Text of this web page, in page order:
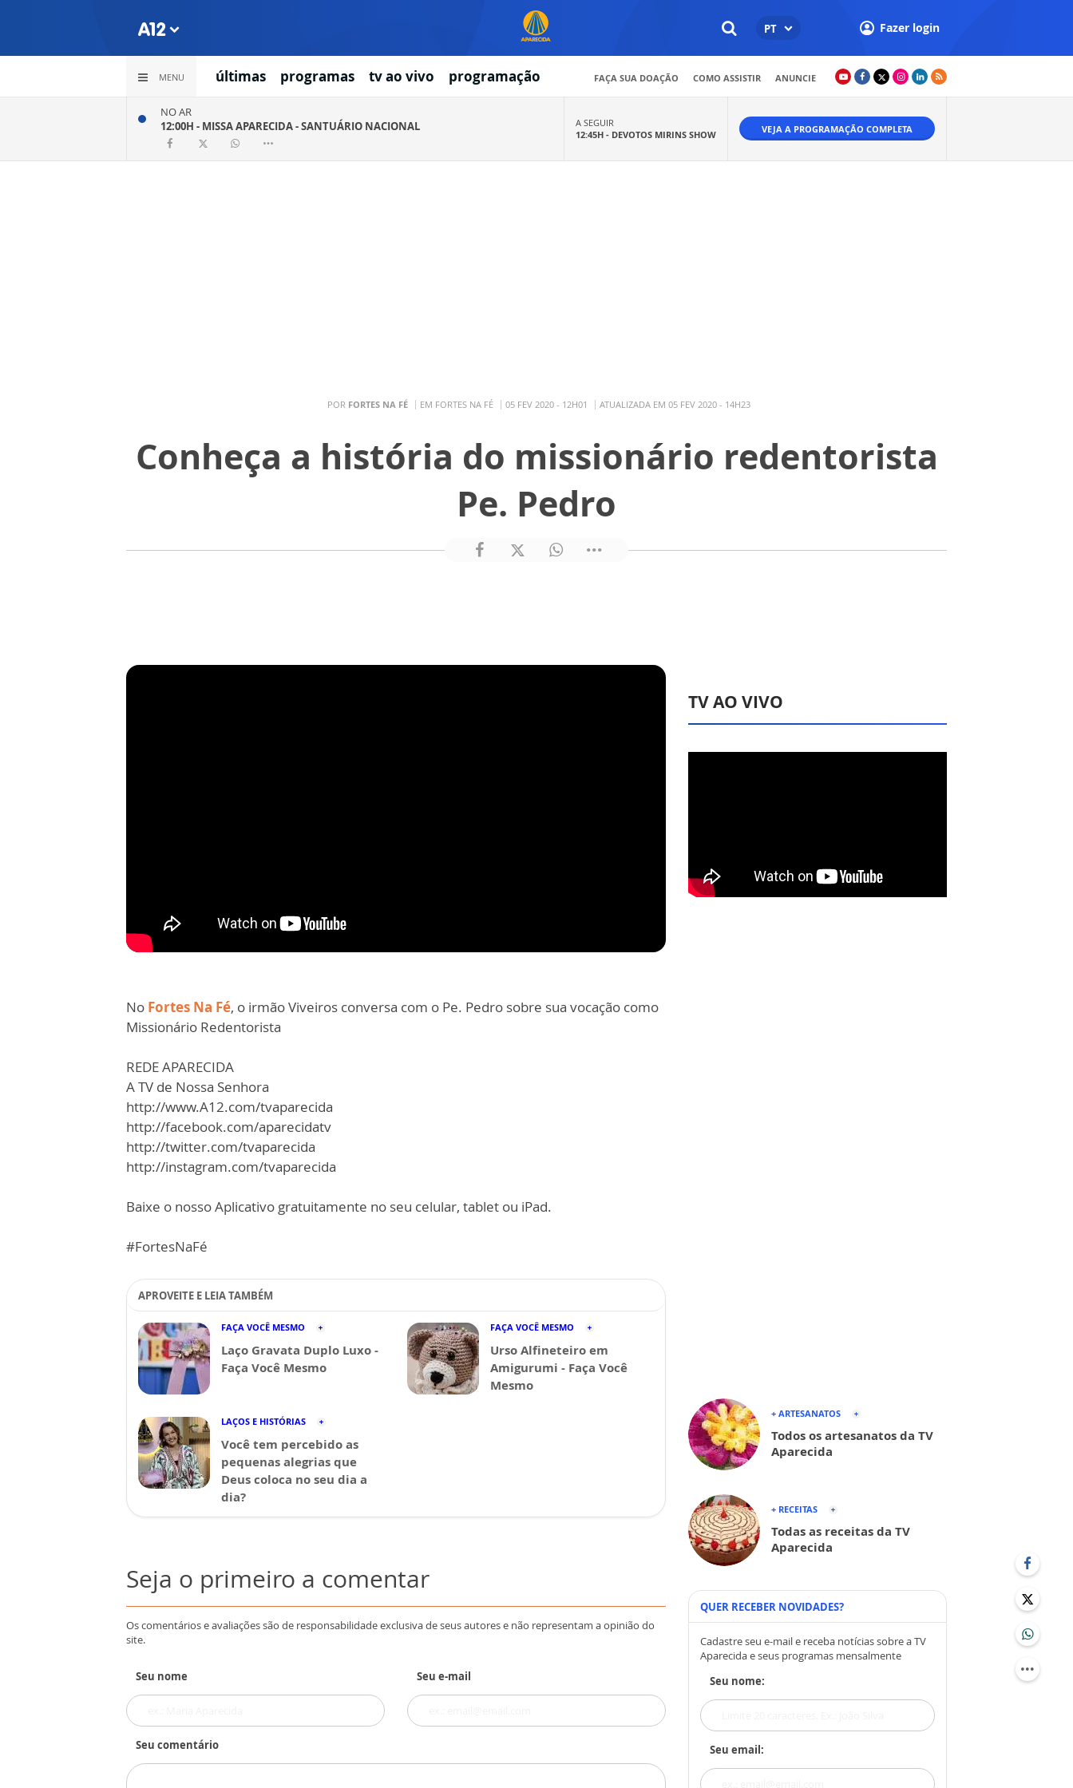
PT Fazer login
MENU últimas programas tv ao vivo programação FAÇA SUA DOAÇÃO COMO ASSISTIR ANUNCIE
NO AR
12:00H - MISSA APARECIDA - SANTUÁRIO NACIONAL
A SEGUIR
12:45H - DEVOTOS MIRINS SHOW VEJA A PROGRAMAÇÃO COMPLETA
POR FORTES NA FÉ EM FORTES NA FÉ 05 FEV 2020 - 12H01 ATUALIZADA EM 05 FEV 2020 - 14H23
Conheça a história do missionário redentorista
Pe. Pedro
No Fortes Na Fé, o irmão Viveiros conversa com o Pe. Pedro sobre sua vocação como
Missionário Redentorista
REDE APARECIDA
A TV de Nossa Senhora
http://www.A12.com/tvaparecida
http://facebook.com/aparecidatv
http://twitter.com/tvaparecida
http://instagram.com/tvaparecida
Baixe o nosso Aplicativo gratuitamente no seu celular, tablet ou iPad.
#FortesNaFé
APROVEITE E LEIA TAMBÉM
FAÇA VOCÊ MESMO
Laço Gravata Duplo Luxo -
Faça Você Mesmo
FAÇA VOCÊ MESMO
Urso Alfineteiro em
Amigurumi - Faça Você
Mesmo
LAÇOS E HISTÓRIAS
Você tem percebido as
pequenas alegrias que
Deus coloca no seu dia a
dia?
Seja o primeiro a comentar
Os comentários e avaliações são de responsabilidade exclusiva de seus autores e não representam a opinião do
site.
Seu nome Seu e-mail
Seu comentário
TV AO VIVO
+ ARTESANATOS
Todos os artesanatos da TV
Aparecida
+ RECEITAS
Todas as receitas da TV
Aparecida
QUER RECEBER NOVIDADES?
Cadastre seu e-mail e receba notícias sobre a TV
Aparecida e seus programas mensalmente
Seu nome:
Seu email: